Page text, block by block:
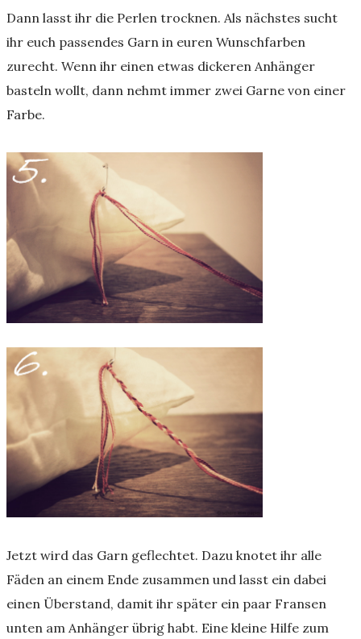
Dann lasst ihr die Perlen trocknen. Als nächstes sucht
ihr euch passendes Garn in euren Wunschfarben
zurecht. Wenn ihr einen etwas dickeren Anhänger
basteln wollt, dann nehmt immer zwei Garne von einer
Farbe.
Jetzt wird das Garn geflechtet. Dazu knotet ihr alle
Fäden an einem Ende zusammen und lasst ein dabei
einen Überstand, damit ihr später ein paar Fransen
unten am Anhänger übrig habt. Eine kleine Hilfe zum